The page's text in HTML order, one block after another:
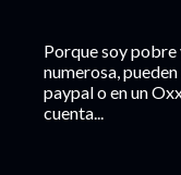
Porque soy
numerosa,
paypal o en un
cuenta...